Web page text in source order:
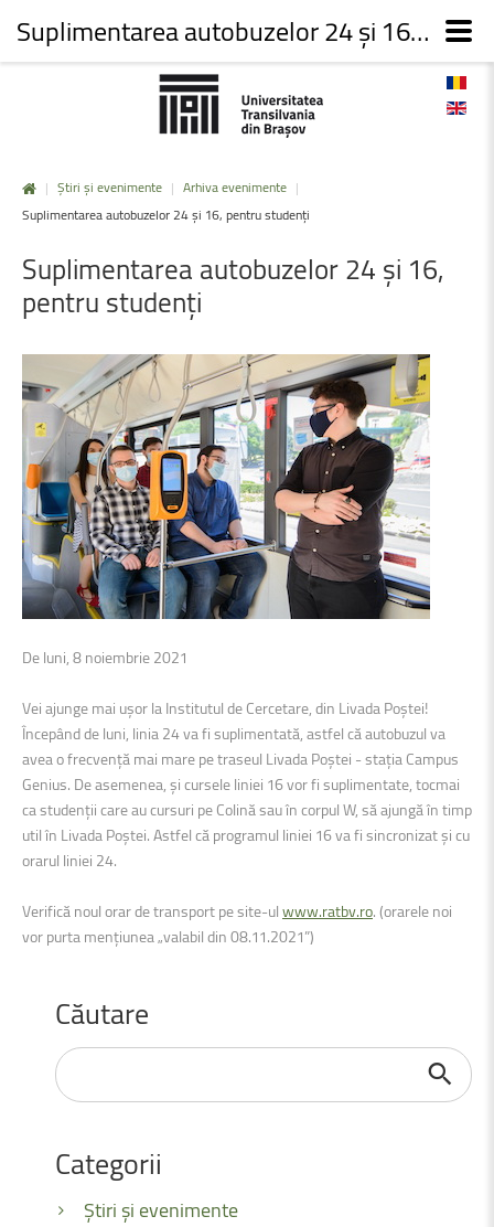
| Știri și evenimente | Arhiva evenimente |
Suplimentarea autobuzelor 24 și 16, pentru studenți
Suplimentarea autobuzelor24 și 16,
pentru studenți
De luni, 8 noiembrie 2021
Vei ajunge mai ușor la Institutul de Cercetare, din Livada Poștei!
Începând de luni, linia 24 va fi suplimentată, astfel că autobuzul va
avea o frecvență mai mare pe traseul Livada Poștei - stația Campus
Genius. De asemenea, și cursele liniei 16 vor fi suplimentate, tocmai
ca studenții care au cursuri pe Colină sau în corpul W, să ajungă în timp
util în Livada Poștei. Astfel că programul liniei 16 va fi sincronizat și cu
orarul liniei 24.
Verifică noul orar de transport pe site-ulwww.ratbv.ro. (orarele noi
vor purta mențiunea „valabil din 08.11.2021”)
Căutare
Căutare
...
Categorii
Știri și evenimente
Suplimentarea autobuzelor 24 și 16, pentru studenți